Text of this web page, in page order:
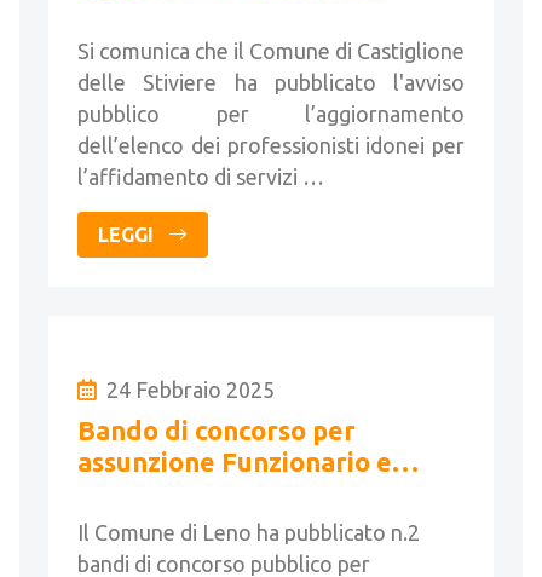
affidamento di servizi tecnici.
Si comunica che il Comune di Castiglione
delle Stiviere ha pubblicato l'avviso
pubblico per l’aggiornamento
dell’elenco dei professionisti idonei per
l’affidamento di servizi …
LEGGI
24 Febbraio 2025
Bando di concorso per
assunzione Funzionario e
Il Comune di Leno ha pubblicato n.2
bandi di concorso pubblico per